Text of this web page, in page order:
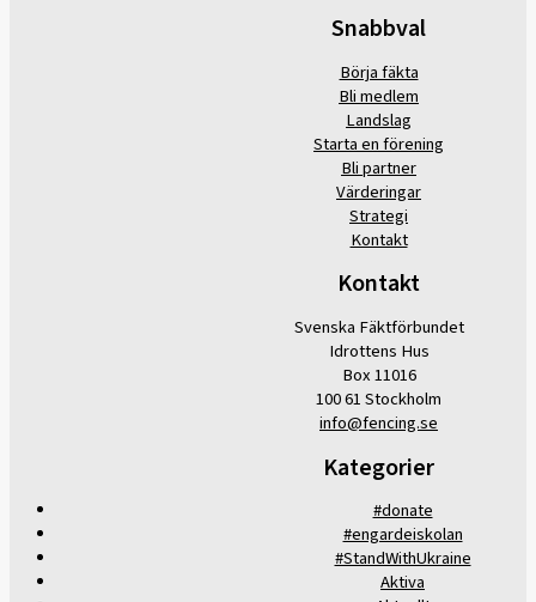
Snabbval
Börja fäkta
Bli medlem
Landslag
Starta en förening
Bli partner
Värderingar
Strategi
Kontakt
Kontakt
Svenska Fäktförbundet
Idrottens Hus
Box 11016
100 61 Stockholm
info@fencing.se
Kategorier
#donate
#engardeiskolan
#StandWithUkraine
Aktiva